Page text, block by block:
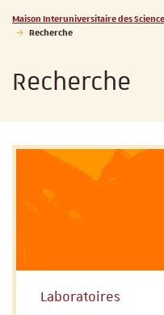
Vous êtes ici :
Maison Interuniversitaire des
Recherche
Recherche
Laboratoires